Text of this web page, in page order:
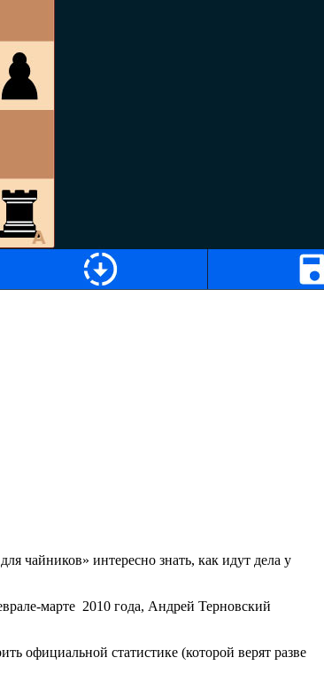
чайников» интересно знать, как идут дела у
марте 2010 года, Андрей Терновский
официальной статистике (которой верят разве